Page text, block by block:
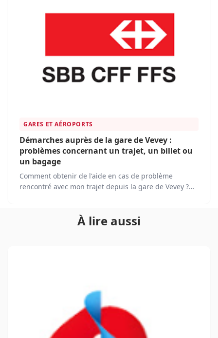
GARES ET AÉROPORTS
Démarches auprès de la gare de Vevey :
problèmes concernant un trajet, un billet ou
un bagage
Comment obtenir de l'aide en cas de problème
rencontré avec mon trajet depuis la gare de Vevey ?
une erreur ou une perte ?À lire aussi